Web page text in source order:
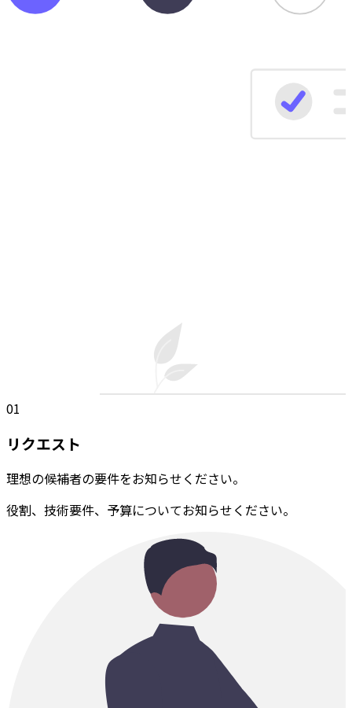
01
リクエスト
理想の候補者の要件をお知らせください。
役割、技術要件、予算についてお知らせください。